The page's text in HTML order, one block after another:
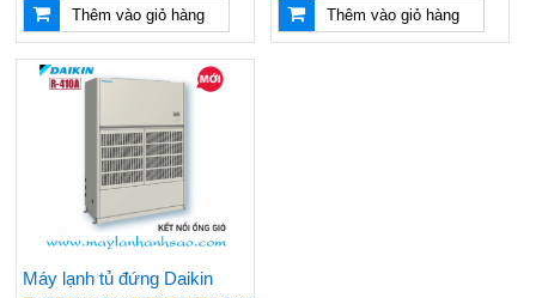
Thêm vào giỏ hàng Thêm vào giỏ hàng
Máy lạnh tủ đứng Daikin
Thi Công - Lắp Đặt
Máy Lạnh Âm Trần
Đại Lý Phân Phối Máy
Lạnh Âm Trần LG
Top 5 Hãng Máy Lạnh
1 Ngựa Giá Rẻ Tiết
Kiệm Điện Đáng Mua
Nhất
Giá Máy Lạnh Treo
Cập Nhật - LH